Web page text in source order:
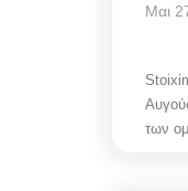
Μαι
των